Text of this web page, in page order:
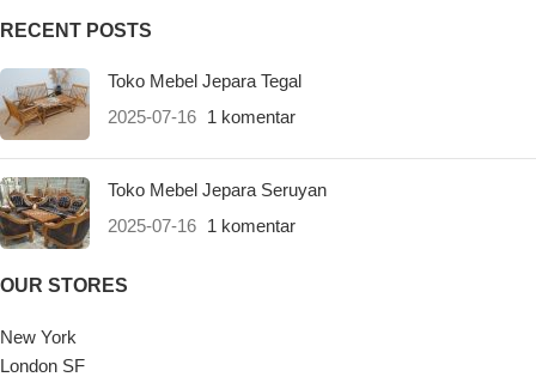
RECENT POSTS
Toko Mebel Jepara Tegal
2025-07-16 1 komentar
Toko Mebel Jepara Seruyan
2025-07-16 1 komentar
OUR STORES
New York
London SF